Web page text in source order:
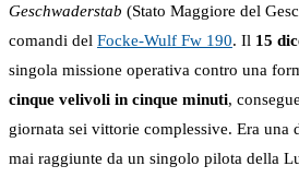
Geschwaderstab (Stato Maggiore del
comandi del Focke-Wulf Fw 190. Il 15
singola missione operativa contro una
cinque velivoli in cinque minuti,
giornata sei vittorie complessive. Era una
mai raggiunte da un singolo pilota della